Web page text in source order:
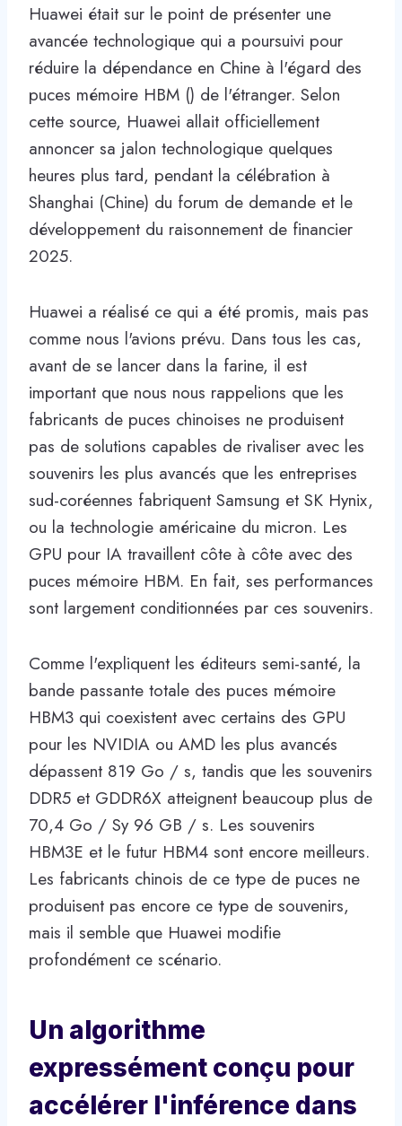
Huawei était sur le point de présenter une
avancée technologique qui a poursuivi pour
réduire la dépendance en Chine à l'égard des
puces mémoire HBM () de l'étranger. Selon
cette source, Huawei allait officiellement
annoncer sa jalon technologique quelques
heures plus tard, pendant la célébration à
Shanghai (Chine) du forum de demande et le
développement du raisonnement de financier
2025.
Huawei a réalisé ce qui a été promis, mais pas
comme nous l'avions prévu. Dans tous les cas,
avant de se lancer dans la farine, il est
important que nous nous rappelions que les
fabricants de puces chinoises ne produisent
pas de solutions capables de rivaliser avec les
souvenirs les plus avancés que les entreprises
sud-coréennes fabriquent Samsung et SK Hynix,
ou la technologie américaine du micron. Les
GPU pour IA travaillent côte à côte avec des
puces mémoire HBM. En fait, ses performances
sont largement conditionnées par ces souvenirs.
Comme l'expliquent les éditeurs semi-santé, la
bande passante totale des puces mémoire
HBM3 qui coexistent avec certains des GPU
pour les NVIDIA ou AMD les plus avancés
dépassent 819 Go / s, tandis que les souvenirs
DDR5 et GDDR6X atteignent beaucoup plus de
70,4 Go / Sy 96 GB / s. Les souvenirs
HBM3E et le futur HBM4 sont encore meilleurs.
Les fabricants chinois de ce type de puces ne
produisent pas encore ce type de souvenirs,
mais il semble que Huawei modifie
profondément ce scénario.
Un algorithme
expressément conçu pour
accélérer l'inférence dans